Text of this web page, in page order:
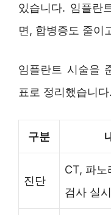
있습니다. 임플란
면, 합병증도 줄이
임플란트 시술을
표로 정리했습니다.
구분
진단
CT, 파
검사 실시